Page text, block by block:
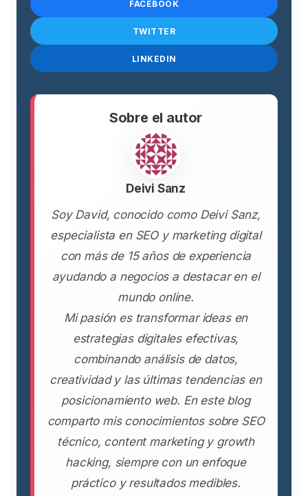
FACEBOOK
TWITTER
LINKEDIN
Sobre el autor
Deivi Sanz
Soy David, conocido como Deivi Sanz,
especialista en SEO y marketing digital
con más de 15 años de experiencia
ayudando a negocios a destacar en el
mundo online.
Mi pasión es transformar ideas en
estrategias digitales efectivas,
combinando análisis de datos,
creatividad y las últimas tendencias en
posicionamiento web. En este blog
comparto mis conocimientos sobre SEO
técnico, content marketing y growth
hacking, siempre con un enfoque
práctico y resultados medibles.